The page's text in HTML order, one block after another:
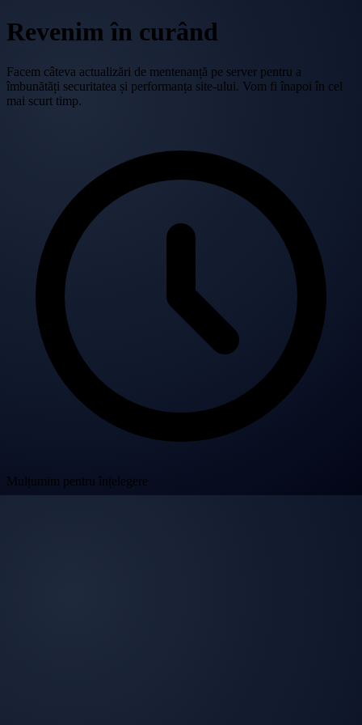
Revenim în curând
Facem câteva actualizări de mentenanță pe server pentru a
îmbunătăți securitatea și performanța site-ului. Vom fi înapoi în cel
mai scurt timp.
Mulțumim pentru înțelegere